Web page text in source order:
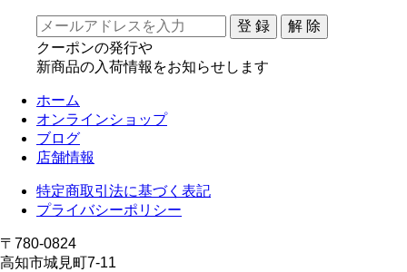
クーポンの発行や
新商品の入荷情報をお知らせします
ホーム
オンラインショップ
ブログ
店舗情報
特定商取引法に基づく表記
プライバシーポリシー
〒780-0824
高知市城見町7-11